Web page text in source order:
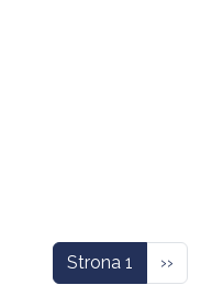
Strona 1 ››